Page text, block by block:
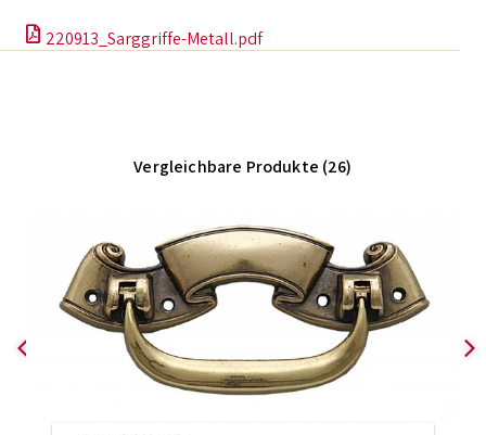
220913_Sarggriffe-Metall.pdf
Vergleichbare Produkte (26)